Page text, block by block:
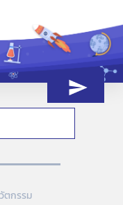
ตกรรม